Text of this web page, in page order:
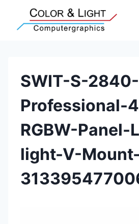
springen
SWIT-S-2840-
Professional-
RGBW-Panel-
light-V-